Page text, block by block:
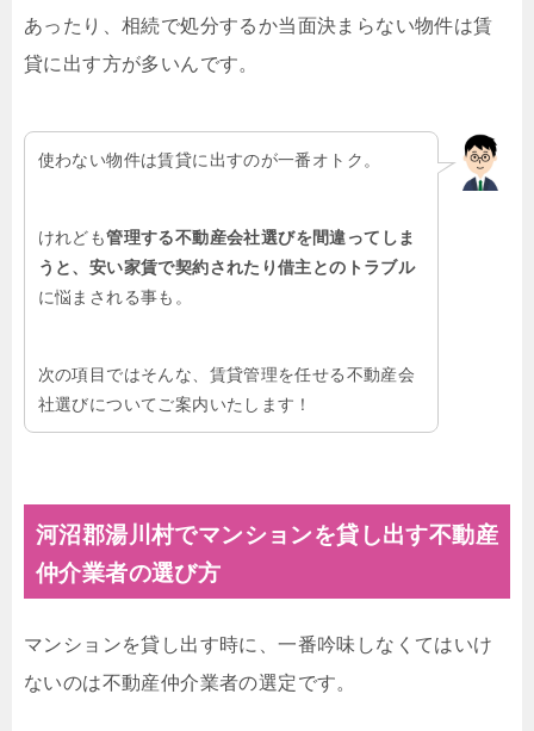
あったり、相続で処分するか当面決まらない物件は賃
貸に出す方が多いんです。
使わない物件は賃貸に出すのが一番オトク。
けれども管理する不動産会社選びを間違ってしま
うと、安い家賃で契約されたり借主とのトラブル
に悩まされる事も。
次の項目ではそんな、賃貸管理を任せる不動産会
社選びについてご案内いたします！
河沼郡湯川村でマンションを貸し出す不動産
仲介業者の選び方
マンションを貸し出す時に、一番吟味しなくてはいけ
ないのは不動産仲介業者の選定です。